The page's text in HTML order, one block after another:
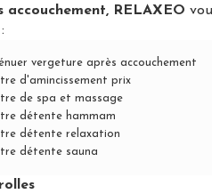
accouchement, RELAXEO
vergeture après accouchement
d'amincissement prix
de spa et massage
détente hammam
détente relaxation
détente sauna